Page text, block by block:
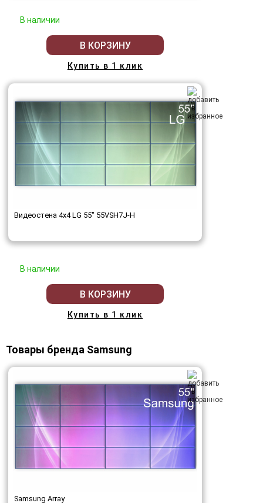
В наличии
В КОРЗИНУ
Купить в 1 клик
Видеостена 4x4 LG 55" 55VSH7J-H
В наличии
В КОРЗИНУ
Купить в 1 клик
Товары бренда Samsung
Samsung Array